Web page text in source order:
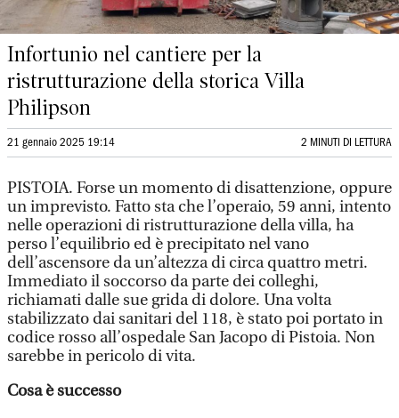
Infortunio nel cantiere per la
ristrutturazione della storica Villa
Philipson
21 gennaio 2025 19:14 2 MINUTI DI LETTURA
PISTOIA. Forse un momento di disattenzione, oppure
un imprevisto. Fatto sta che l’operaio, 59 anni, intento
nelle operazioni di ristrutturazione della villa, ha
perso l’equilibrio ed è precipitato nel vano
dell’ascensore da un’altezza di circa quattro metri.
Immediato il soccorso da parte dei colleghi,
richiamati dalle sue grida di dolore. Una volta
stabilizzato dai sanitari del 118, è stato poi portato in
codice rosso all’ospedale San Jacopo di Pistoia. Non
sarebbe in pericolo di vita.
Cosa è successo